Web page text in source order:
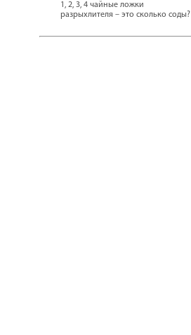
1, 2, 3, 4 чайные ложки
разрыхлителя – это сколько соды?